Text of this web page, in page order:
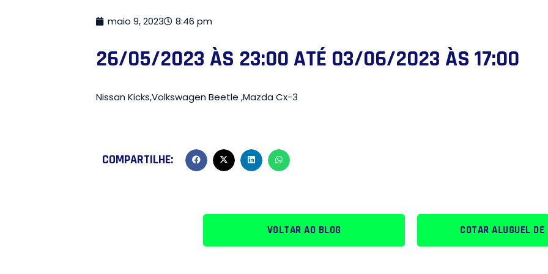
maio 9, 2023 8:46 pm
26/05/2023 ÀS 23:00 ATÉ 03/06/2023 ÀS 17:00
Nissan Kicks,Volkswagen Beetle ,Mazda Cx-3
COMPARTILHE:
VOLTAR AO BLOG COTAR ALUGUEL DE